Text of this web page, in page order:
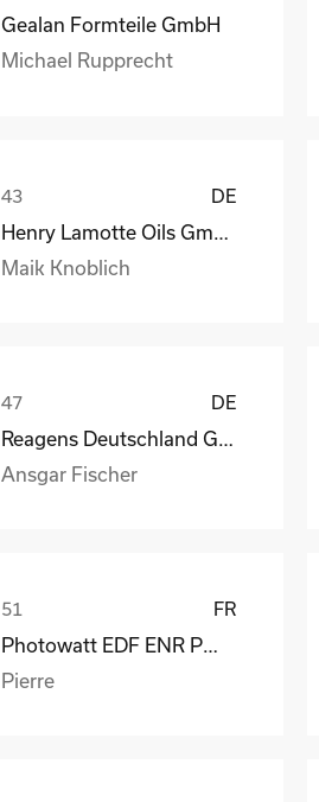
Gealan Formteile GmbH
Michael Rupprecht
DE
Maik Knoblich
DE
Ansgar Fischer
FR
Pierre